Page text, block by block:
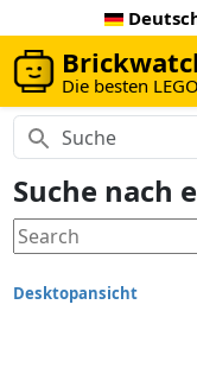
Die besten
Suche nach
Desktopansicht